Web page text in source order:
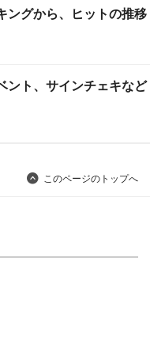
ングから、ヒットの推移
ント、サインチェキなど
このページのトップへ